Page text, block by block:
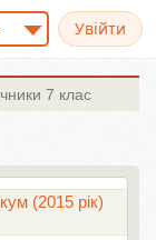
7 клас
(2015 рік)